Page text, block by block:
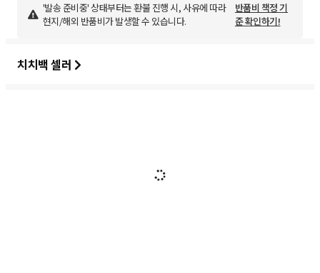
'발송 준비중' 상태부터는 환불 진행 시, 사유에 따라
현지/해외 반품비가 발생할 수 있습니다.
반품비 책정 기
준 확인하기!
치치백 셀러